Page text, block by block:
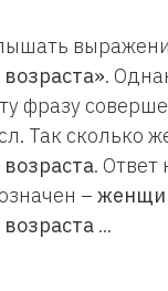
.
фразу
Так сколько
возраста. Ответ
–
возраста ...